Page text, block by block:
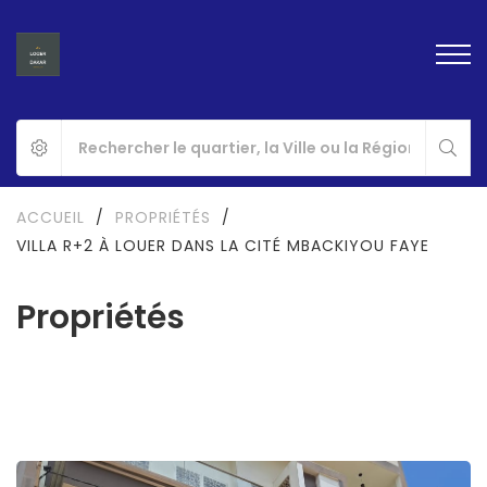
Propriétés
ACCUEIL / PROPRIÉTÉS
/
VILLA R+2 À LOUER DANS LA CITÉ MBACKIYOU FAYE